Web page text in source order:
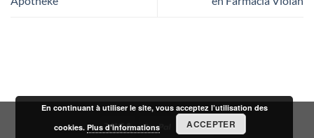
En continuant à utiliser le site, vous acceptez l’utilisation des
cookies.Plus d’informations ACCEPTER